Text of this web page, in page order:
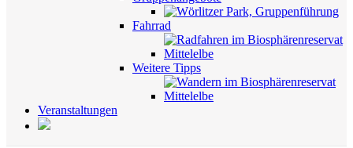
Fahrrad
Weitere Tipps
Veranstaltungen